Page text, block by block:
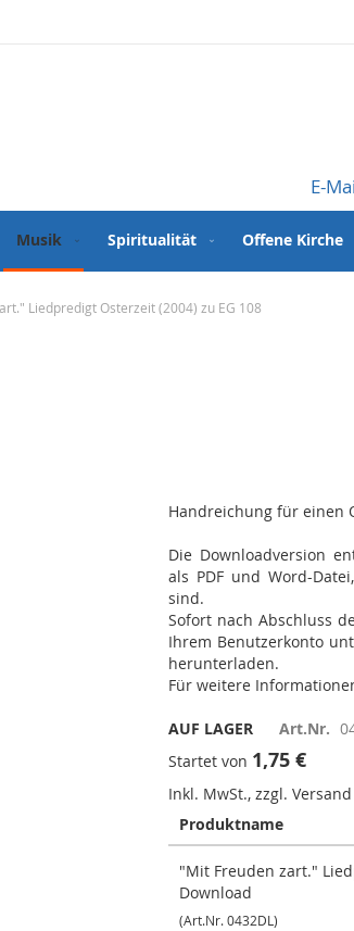
E-
Musik Spiritualität Offene Kirche
Liedpredigt Osterzeit (2004) zu EG 108
Handreichung für einen
Die Downloadversion
als PDF und Word-
sind.
Sofort nach Abschluss
Ihrem Benutzerkonto
herunterladen.
Für weitere
AUF LAGER Art.Nr.
Startet von 1,75 €
Inkl. MwSt., zzgl. Versand
Produkte
Artikel
Produktname
"Mit Freuden zart."
Download
(Art.Nr. 0432DL)